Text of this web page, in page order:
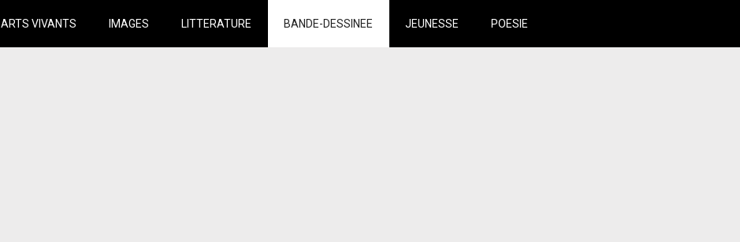
ARTS VIVANTS IMAGES LITTERATURE BANDE-DESSINEE JEUNESSE POESIE